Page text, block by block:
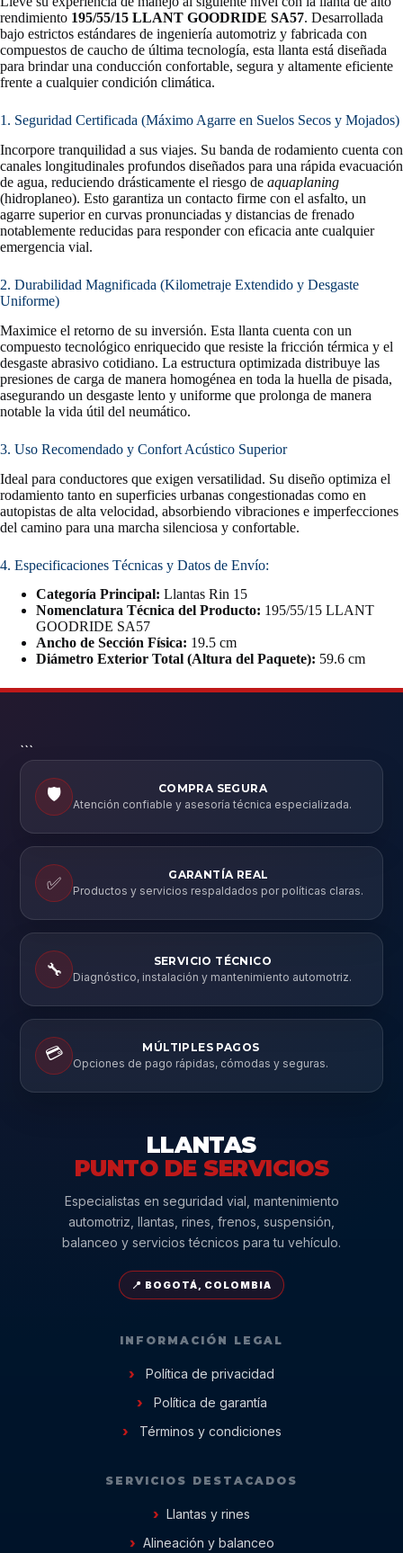
rendimiento 195/55/15 LLANT GOODRIDE SA57. Desarrollada
bajo estrictos estándares de ingeniería automotriz y fabricada con
compuestos de caucho de última tecnología, esta llanta está diseñada
para brindar una conducción confortable, segura y altamente eficiente
frente a cualquier condición climática.
1. Seguridad Certificada (Máximo Agarre en Suelos Secos y Mojados)
Incorpore tranquilidad a sus viajes. Su banda de rodamiento cuenta con
canales longitudinales profundos diseñados para una rápida evacuación
de agua, reduciendo drásticamente el riesgo de aquaplaning
(hidroplaneo). Esto garantiza un contacto firme con el asfalto, un
agarre superior en curvas pronunciadas y distancias de frenado
notablemente reducidas para responder con eficacia ante cualquier
emergencia vial.
2. Durabilidad Magnificada (Kilometraje Extendido y Desgaste
Uniforme)
Maximice el retorno de su inversión. Esta llanta cuenta con un
compuesto tecnológico enriquecido que resiste la fricción térmica y el
desgaste abrasivo cotidiano. La estructura optimizada distribuye las
presiones de carga de manera homogénea en toda la huella de pisada,
asegurando un desgaste lento y uniforme que prolonga de manera
notable la vida útil del neumático.
3. Uso Recomendado y Confort Acústico Superior
Ideal para conductores que exigen versatilidad. Su diseño optimiza el
rodamiento tanto en superficies urbanas congestionadas como en
autopistas de alta velocidad, absorbiendo vibraciones e imperfecciones
del camino para una marcha silenciosa y confortable.
4. Especificaciones Técnicas y Datos de Envío:
Categoría Principal: Llantas Rin 15
Nomenclatura Técnica del Producto: 195/55/15 LLANT
GOODRIDE SA57
Ancho de Sección Física: 19.5 cm
Diámetro Exterior Total (Altura del Paquete): 59.6 cm
```
🛡️
COMPRA SEGURA
Atención confiable y asesoría técnica especializada.
✅
GARANTÍA REAL
Productos y servicios respaldados por políticas claras.
🔧
SERVICIO TÉCNICO
Diagnóstico, instalación y mantenimiento automotriz.
💳
MÚLTIPLES PAGOS
Opciones de pago rápidas, cómodas y seguras.
LLANTAS
PUNTO DE SERVICIOS
Especialistas en seguridad vial, mantenimiento
automotriz, llantas, rines, frenos, suspensión,
balanceo y servicios técnicos para tu vehículo.
📍 BOGOTÁ, COLOMBIA
INFORMACIÓN LEGAL
Política de privacidad
Política de garantía
Términos y condiciones
SERVICIOS DESTACADOS
Llantas y rines
Alineación y balanceo